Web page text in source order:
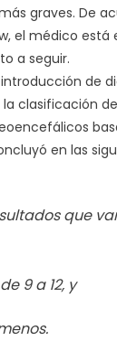
graves. De
el médico está
a seguir.
de
clasificación
en las
que
9 a 12, y